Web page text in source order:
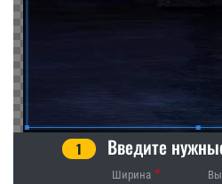
1 Введите
Ширина